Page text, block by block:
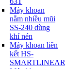
Máy khoan
nằm nhiều mũi
SS-240 dùng
khí nén
Máy khoan liên
kết HS-
SMARTLINEAR